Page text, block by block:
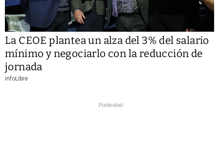
La CEOE plantea un alza del 3% del salario
mínimo y negociarlo con la reducción de
jornada
infoLibre
Publicidad